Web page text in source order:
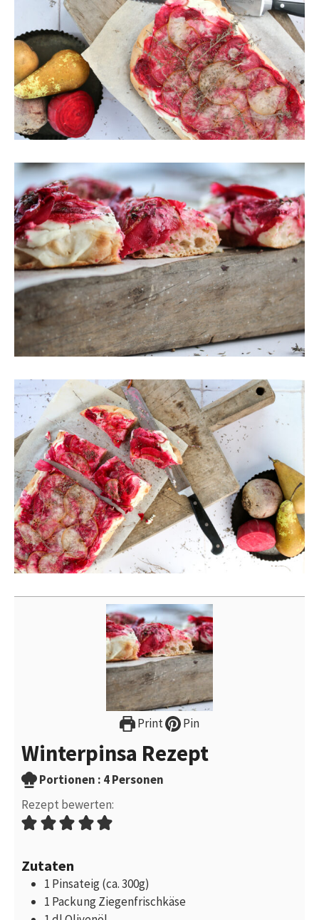
Print Pin
Winterpinsa Rezept
Portionen
Portionen : 4Personen
Rezept bewerten:
Zutaten
1 Pinsateig (ca. 300g)
1 PackungZiegenfrischkäse